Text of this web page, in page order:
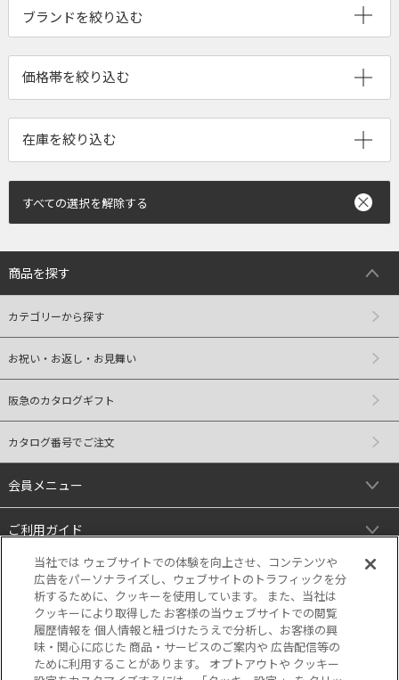
ブランドを絞り込む
すべての選択を解除する
商品を探す
カテゴリーから探す
お祝い・お返し・お見舞い
阪急のカタログギフト
カタログ番号でご注文
会員メニュー
ご利用ガイド
リンク
当社では ウェブサイトでの体験を向上させ、コンテンツや
広告をパーソナライズし、ウェブサイトのトラフィックを分
析するために、クッキーを使用しています。 また、当社は
クッキーにより取得した お客様の当ウェブサイトでの閲覧
履歴情報を 個人情報と紐づけたうえで分析し、お客様の興
味・関心に応じた 商品・サービスのご案内や 広告配信等の
ために利用することがあります。 オプトアウトや クッキー